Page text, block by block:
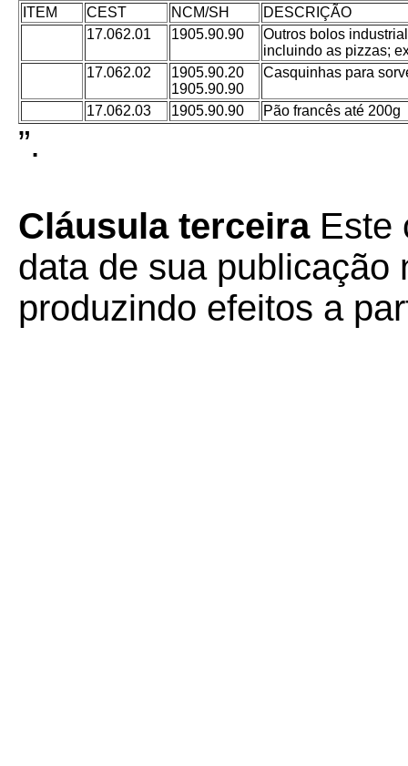
ITEM CEST NCM/SH
DESCRIÇÃO
17.062.01
1905.90.90
Outros bolos
incluindo as pizzas;
17.062.02
1905.90.20
1905.90.90
Casquinhas para
17.062.03 1905.90.90 Pão francês até 200g
”.
Cláusula terceiraEste
data de sua publicação
produzindo efeitos a